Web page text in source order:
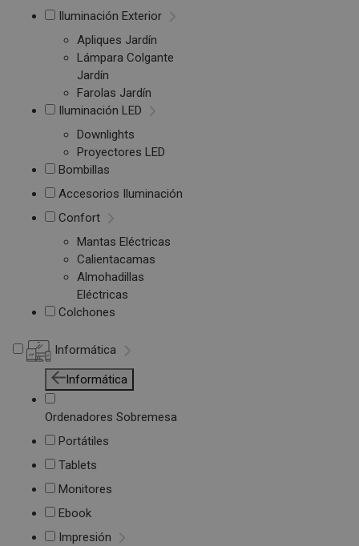
Iluminación Exterior
Apliques Jardín
Lámpara Colgante
Jardín
Farolas Jardín
Iluminación LED
Downlights
Proyectores LED
Bombillas
Accesorios Iluminación
Confort
Mantas Eléctricas
Calientacamas
Almohadillas
Eléctricas
Colchones
Informática
Informática
Ordenadores Sobremesa
Portátiles
Tablets
Monitores
Ebook
Impresión